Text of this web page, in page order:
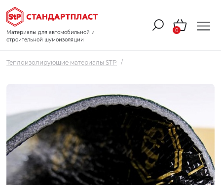
Материалы для автомобильной и
строительной шумоизоляции
0
Теплоизолирующие материалы STP /